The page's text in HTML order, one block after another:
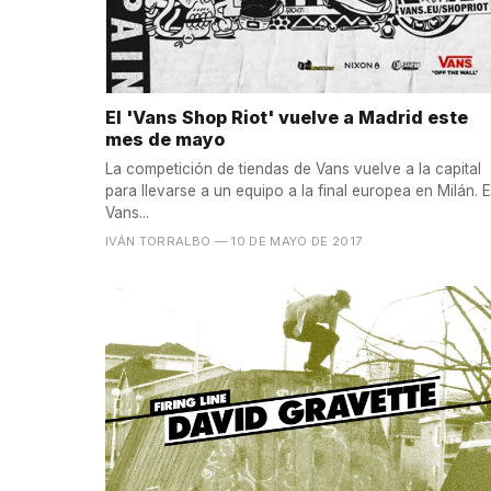
El 'Vans Shop Riot' vuelve a Madrid este
mes de mayo
La competición de tiendas de Vans vuelve a la capital
para llevarse a un equipo a la final europea en Milán.
Vans...
IVÁN TORRALBO — 10 DE MAYO DE 2017